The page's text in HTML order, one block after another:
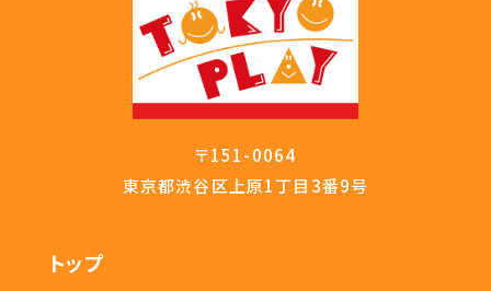
〒151-0064
東京都渋谷区上原1丁目3番9号
トップ